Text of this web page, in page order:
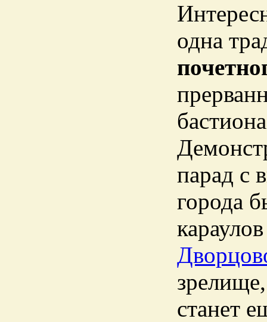
одна
парад с
города
станет